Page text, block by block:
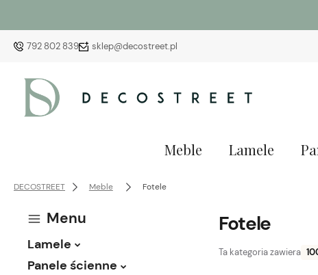
792 802 839 sklep@decostreet.pl
Meble Lamele
DECOSTREET Meble Fotele
Menu
Lamele
Panele ścienne
Fotele
Ta kategoria zawiera